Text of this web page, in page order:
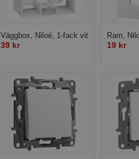
Väggbox, Niloé, 1-fack vit
39 kr
Ram,
19 kr